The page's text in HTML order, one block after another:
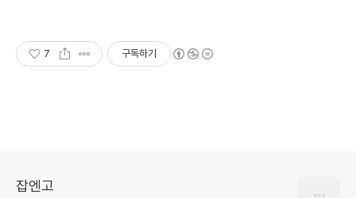
7 구독하기
잡엔고